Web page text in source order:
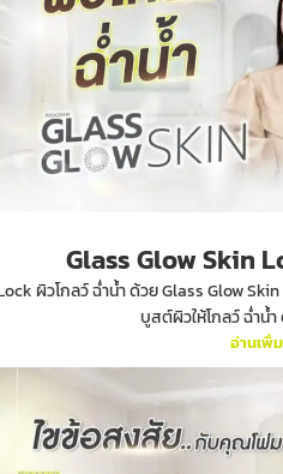
Glass Glow Skin
ผิวโกลว์ ฉ่ำน้ำ ด้วย Glass Glow
บูสต์ผิวให้โกลว์ ฉ่ำน้
อ่านเพิ่